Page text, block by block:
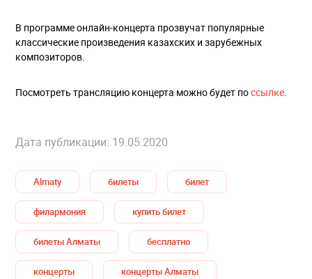
В программе онлайн-концерта прозвучат популярные
классические произведения казахских и зарубежных
композиторов.
Посмотреть трансляцию концерта можно будет поссылке.
Дата публикации: 19.05.2020
Almaty билеты билет
филармония купить билет
билеты Алматы бесплатно
концерты концерты Алматы